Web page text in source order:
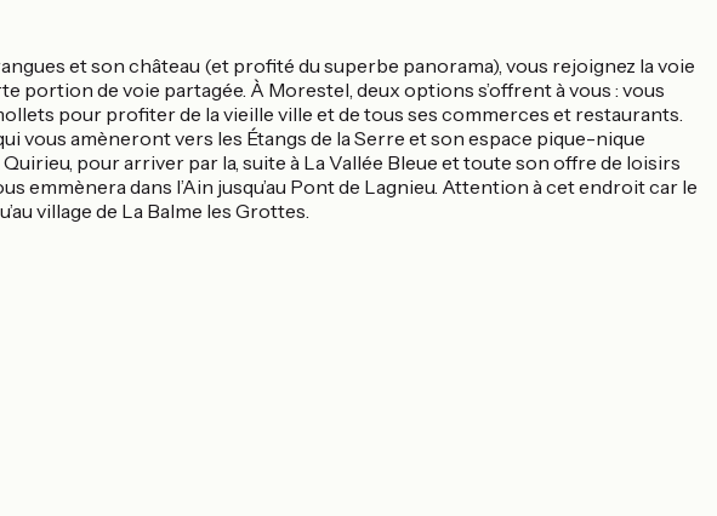
et son château (et profité du superbe panorama), vous rejoignez la voie
portion de voie partagée. À Morestel, deux options s’offrent à vous : vous
pour profiter de la vieille ville et de tous ses commerces et restaurants.
vous amèneront vers les Étangs de la Serre et son espace pique-nique
pour arriver par la, suite à La Vallée Bleue et toute son offre de loisirs
emmènera dans l’Ain jusqu’au Pont de Lagnieu. Attention à cet endroit car le
village de La Balme les Grottes.